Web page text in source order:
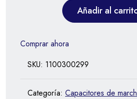
Añadir al
Comprar ahora
SKU: 1100300299
Categoría: Capacitores de